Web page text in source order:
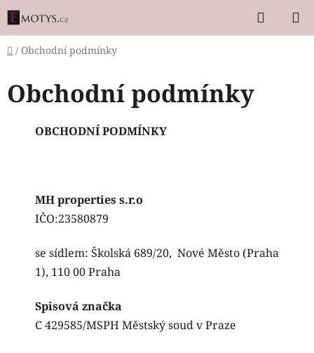
Přejít
na
obsah
Hledat
Domů
/ Obchodní podmínky
Obchodní podmínky
OBCHODNÍ PODMÍNKY
MH properties s.r.o
IČO:23580879
se sídlem: Školská 689/20, Nové Město (Praha
1), 110 00 Praha
Spisová značka
C 429585/MSPH Městský soud v Praze